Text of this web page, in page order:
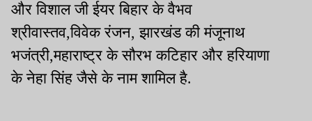
और विशाल जी ईयर बिहार के वैभव
श्रीवास्तव,विवेक रंजन, झारखंड की मंजूनाथ
भजंत्री,महाराष्ट्र के सौरभ कटिहार और हरियाणा
के नेहा सिंह जैसे के नाम शामिल है.